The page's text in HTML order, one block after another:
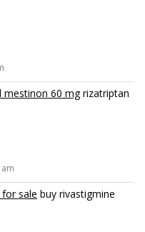
mestinon 60 mgrizatriptan
sale buy rivastigmine